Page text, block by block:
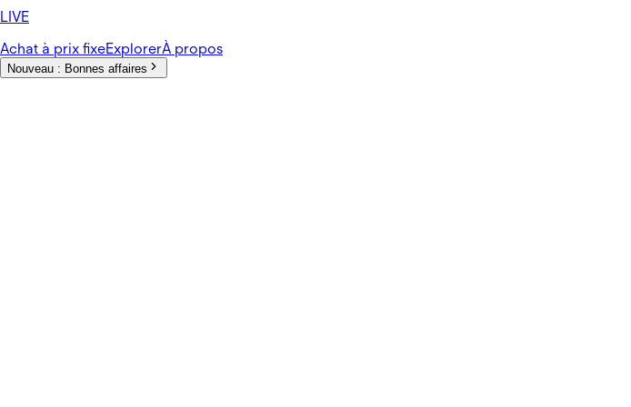
LIVE
Achat à prix fixeExplorerÀ propos
Nouveau : Bonnes affaires